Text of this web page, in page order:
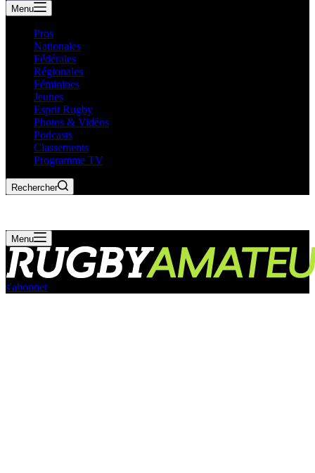
Menu
Pros
Nationales
Fédérales
Régionales
Féminines
Jeunes
Esprit Rugby
Photos & Vidéos
Podcasts
Classements
Programme TV
Rechercher
Menu
s'abonner